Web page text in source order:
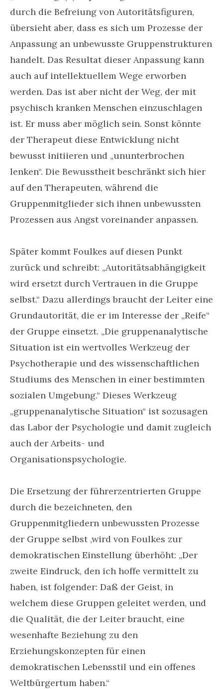
durch die Befreiung von Autoritätsfiguren,
übersieht aber, dass es sich um Prozesse der
Anpassung an unbewusste Gruppenstrukturen
handelt. Das Resultat dieser Anpassung kann
auch auf intellektuellem Wege erworben
werden. Das ist aber nicht der Weg, der mit
psychisch kranken Menschen einzuschlagen
ist. Er muss aber möglich sein. Sonst könnte
der Therapeut diese Entwicklung nicht
bewusst initiieren und „ununterbrochen
lenken“. Die Bewusstheit beschränkt sich hier
auf den Therapeuten, während die
Gruppenmitglieder sich ihnen unbewussten
Prozessen aus Angst voreinander anpassen.
Später kommt Foulkes auf diesen Punkt
zurück und schreibt: „Autoritätsabhängigkeit
wird ersetzt durch Vertrauen in die Gruppe
selbst.“ Dazu allerdings braucht der Leiter eine
Grundautorität, die er im Interesse der „Reife“
der Gruppe einsetzt. „Die gruppenanalytische
Situation ist ein wertvolles Werkzeug der
Psychotherapie und des wissenschaftlichen
Studiums des Menschen in einer bestimmten
sozialen Umgebung.“ Dieses Werkzeug
„gruppenanalytische Situation“ ist sozusagen
das Labor der Psychologie und damit zugleich
auch der Arbeits- und
Organisationspsychologie.
Die Ersetzung der führerzentrierten Gruppe
durch die bezeichneten, den
Gruppenmitgliedern unbewussten Prozesse
der Gruppe selbst ,wird von Foulkes zur
demokratischen Einstellung überhöht: „Der
zweite Eindruck, den ich hoffe vermittelt zu
haben, ist folgender: Daß der Geist, in
welchem diese Gruppen geleitet werden, und
die Qualität, die der Leiter braucht, eine
wesenhafte Beziehung zu den
Erziehungskonzepten für einen
demokratischen Lebensstil und ein offenes
Weltbürgertum haben.“